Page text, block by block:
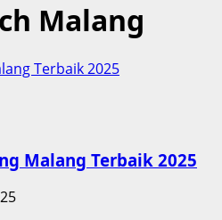
Malang
Terbaik 2025
Malang Terbaik 2025